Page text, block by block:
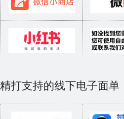
精打支持的线下电子面单